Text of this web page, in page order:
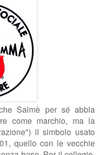
Salmè per sé abbia
come marchio, ma la
il simbolo usato
quello con le vecchie